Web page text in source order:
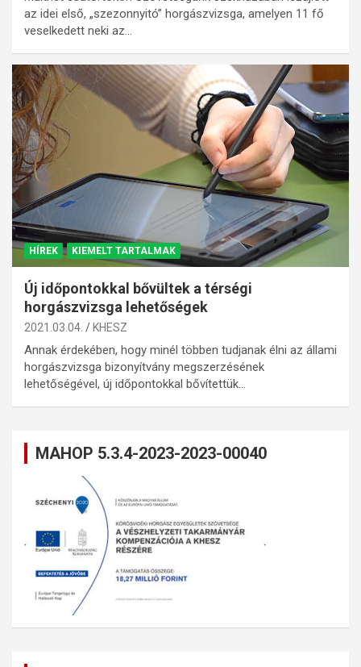
az idei első, „szezonnyitó” horgászvizsga, amelyen 11 fő
veselkedett neki az…
HÍREK KIEMELT TARTALMAK
Új időpontokkal bővültek a térségi
horgászvizsga lehetőségek
2021.03.04. KHESZ
Annak érdekében, hogy minél többen tudjanak élni az állami
horgászvizsga bizonyítvány megszerzésének
lehetőségével, új időpontokkal bővítettük…
MAHOP 5.3.4-2023-2023-00040